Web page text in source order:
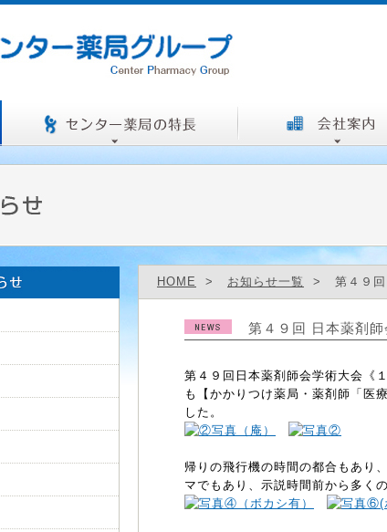
HOME > お知らせ一覧 > 第４９回
第４９回 日本薬剤
第４９回日本薬剤師会学術大会《
も【かかりつけ薬局・薬剤師「医
した。
帰りの飛行機の時間の都合もあり
マでもあり、示説時間前から多く